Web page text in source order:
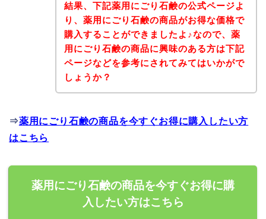
結果、下記薬用にごり石鹸の公式ページよ
り、薬用にごり石鹸の商品がお得な価格で
購入することができましたよ♪なので、薬
用にごり石鹸の商品に興味のある方は下記
ページなどを参考にされてみてはいかがで
しょうか？
⇒薬用にごり石鹸の商品を今すぐお得に購入したい方
はこちら
薬用にごり石鹸の商品を今すぐお得に購
入したい方はこちら